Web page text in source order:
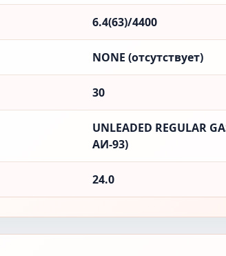
6.4(63)/4400
NONE (отсутствует)
30
UNLEADED REGULAR
АИ-93)
24.0